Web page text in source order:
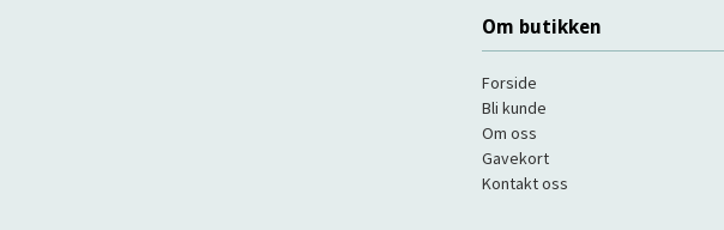
Om butikken
Forside
Bli kunde
Om oss
Gavekort
Kontakt oss